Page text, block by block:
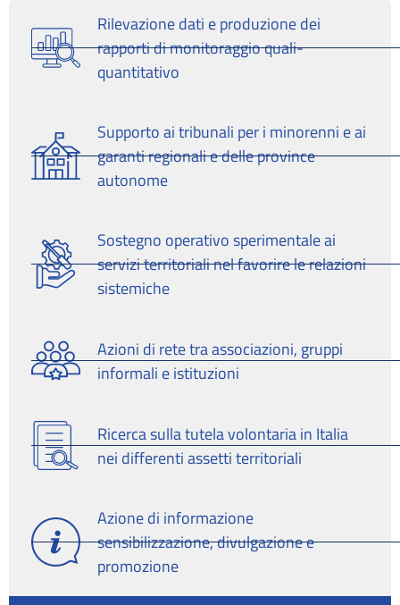
Rilevazione dati e produzione dei
rapporti di monitoraggio quali-
quantitativo
Supporto ai tribunali per i minorenni e ai
garanti regionali e delle province
autonome
Sostegno operativo sperimentale ai
servizi territoriali nel favorire le relazioni
sistemiche
Azioni di rete tra associazioni, gruppi
informali e istituzioni
Ricerca sulla tutela volontaria in Italia
nei differenti assetti territoriali
Azione di informazione
sensibilizzazione, divulgazione e
promozione